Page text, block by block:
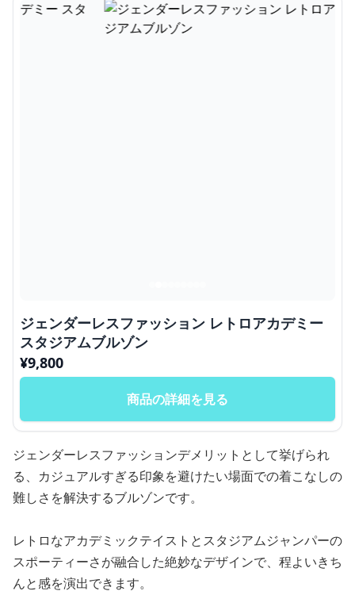
ジェンダーレスファッション レトロアカデミー
スタジアムブルゾン
¥9,800
商品の詳細を見る
ジェンダーレスファッションデメリットとして挙げられ
る、カジュアルすぎる印象を避けたい場面での着こなしの
難しさを解決するブルゾンです。
レトロなアカデミックテイストとスタジアムジャンパーの
スポーティーさが融合した絶妙なデザインで、程よいきち
んと感を演出できます。